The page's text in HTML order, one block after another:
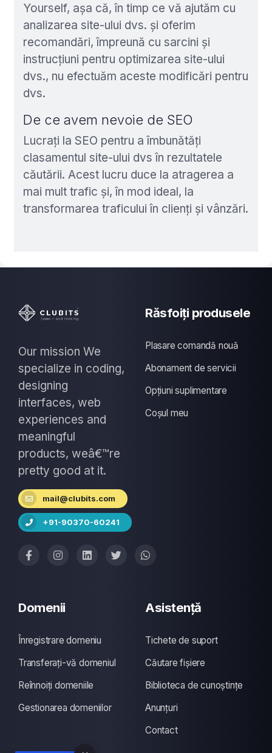
Yourself, așa că, în timp ce vă ajutăm cu
analizarea site-ului dvs. și oferim
recomandări, împreună cu sarcini și
instrucțiuni pentru optimizarea site-ului
dvs., nu efectuăm aceste modificări pentru
dvs.
De ce avem nevoie de SEO
Lucrați la SEO pentru a îmbunătăți
clasamentul site-ului dvs în rezultatele
căutării. Acest lucru duce la atragerea a
mai mult trafic și, în mod ideal, la
transformarea traficului în clienți și vânzări.
Our mission We
specialize in coding,
designing
interfaces, web
experiences and
meaningful
products, weâ€™re
pretty good at it.
mail@clubits.com
+91-90370-60241
Răsfoiți produsele
Plasare comandă nouă
Abonament de servicii
Opțiuni suplimentare
Coșul meu
Domenii
Înregistrare domeniu
Transferați-vă domeniul
Reînnoiți domeniile
Gestionarea domeniilor
Asistență
Tichete de suport
Căutare fișiere
Biblioteca de cunoștințe
Anunțuri
Contact